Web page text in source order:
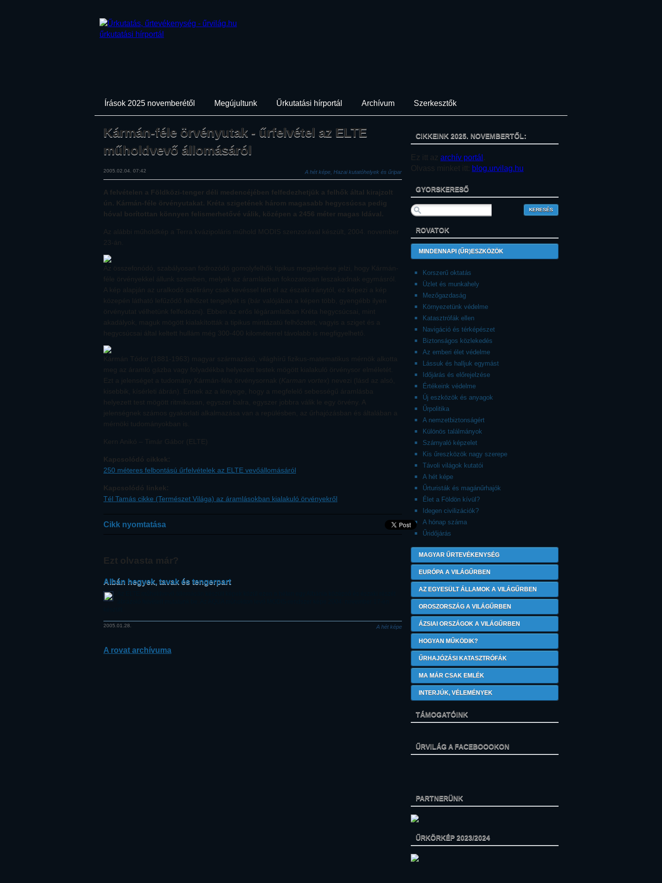
Írások 2025 novemberétől Megújultunk Űrkutatási hírportál Archívum Szerkesztők
Kármán-féle örvényutak - űrfelvétel az ELTE
műholdvevő állomásáról
2005.02.04. 07:42 A hét képe, Hazai kutatóhelyek és űripar
A felvételen a Földközi-tenger déli medencéjében felfedezhetjük a felhők által kirajzolt
ún. Kármán-féle örvényutakat. Kréta szigetének három magasabb hegycsúcsa pedig
hóval borítottan könnyen felismerhetővé válik, középen a 2456 méter magas Idával.
Az alábbi műholdkép a Terra kvázipoláris műhold MODIS szenzorával készült, 2004. november
23-án.
Az összefonódó, szabályosan fodrozódó gomolyfelhők tipikus megjelenése jelzi, hogy Kármán-
féle örvényekkel állunk szemben, melyek az áramlásban fokozatosan leszakadnak egymásról.
A kép alapján az uralkodó szélirány csak kevéssel tért el az északi iránytól, ez képezi a kép
közepén látható lefűződő felhőzet tengelyét is (bár valójában a képen több, gyengébb ilyen
örvényutat vélhetünk felfedezni). Ebben az erős légáramlatban Kréta hegycsúcsai, mint
akadályok, maguk mögött kialakították a tipikus mintázatú felhőzetet, vagyis a sziget és a
hegycsúcsai által keltett hullám még 300-400 kilométerrel távolabb is megfigyelhető.
Kármán Tódor (1881-1963) magyar származású, világhírű fizikus-matematikus mérnök alkotta
meg az áramló gázba vagy folyadékba helyezett testek mögött kialakuló örvénysor elméletét.
Ezt a jelenséget a tudomány Kármán-féle örvénysornak ( Karman vortex
) nevezi (lásd az alsó,
kisebbik, kísérleti ábrán). Ennek az a lényege, hogy a megfelelő sebességű áramlásba
helyezett test mögött ritmikusan, egyszer balra, egyszer jobbra válik le egy örvény. A
jelenségnek számos gyakorlati alkalmazása van a repülésben, az űrhajózásban és általában a
mérnöki tudományokban is.
Kern Anikó – Timár Gábor (ELTE)
Kapcsolódó cikkek:
250 méteres felbontású űrfelvételek az ELTE vevőállomásáról
Kapcsolódó linkek:
Tél Tamás cikke (Természet Világa) az áramlásokban kialakuló örvényekről
Cikk nyomtatása
Ezt olvasta már?
Albán hegyek, tavak és tengerpart
2005.01.28. A hét képe
A rovat archívuma
CIKKEINK 2025. NOVEMBERTŐL:
Ez itt az archív portál .
Olvass minket itt: blog.urvilag.hu
GYORSKERESŐ
ROVATOK
MINDENNAPI (ŰR)ESZKÖZÖK
Korszerű oktatás
Üzlet és munkahely
Mezőgazdaság
Környezetünk védelme
Katasztrófák ellen
Navigáció és térképészet
Biztonságos közlekedés
Az emberi élet védelme
Lássuk és halljuk egymást
Időjárás és előrejelzése
Értékeink védelme
Új eszközök és anyagok
Űrpolitika
A nemzetbiztonságért
Különös találmányok
Szárnyaló képzelet
Kis űreszközök nagy szerepe
Távoli világok kutatói
A hét képe
Űrturisták és magánűrhajók
Élet a Földön kívül?
Idegen civilizációk?
A hónap száma
Űridőjárás
MAGYAR ŰRTEVÉKENYSÉG
EURÓPA A VILÁGŰRBEN
AZ EGYESÜLT ÁLLAMOK A VILÁGŰRBEN
OROSZORSZÁG A VILÁGŰRBEN
ÁZSIAI ORSZÁGOK A VILÁGŰRBEN
HOGYAN MŰKÖDIK?
ŰRHAJÓZÁSI KATASZTRÓFÁK
MA MÁR CSAK EMLÉK
INTERJÚK, VÉLEMÉNYEK
TÁMOGATÓINK
ŰRVILÁG A FACEBOOOKON
PARTNERÜNK
ŰRKÖRKÉP 2023/2024